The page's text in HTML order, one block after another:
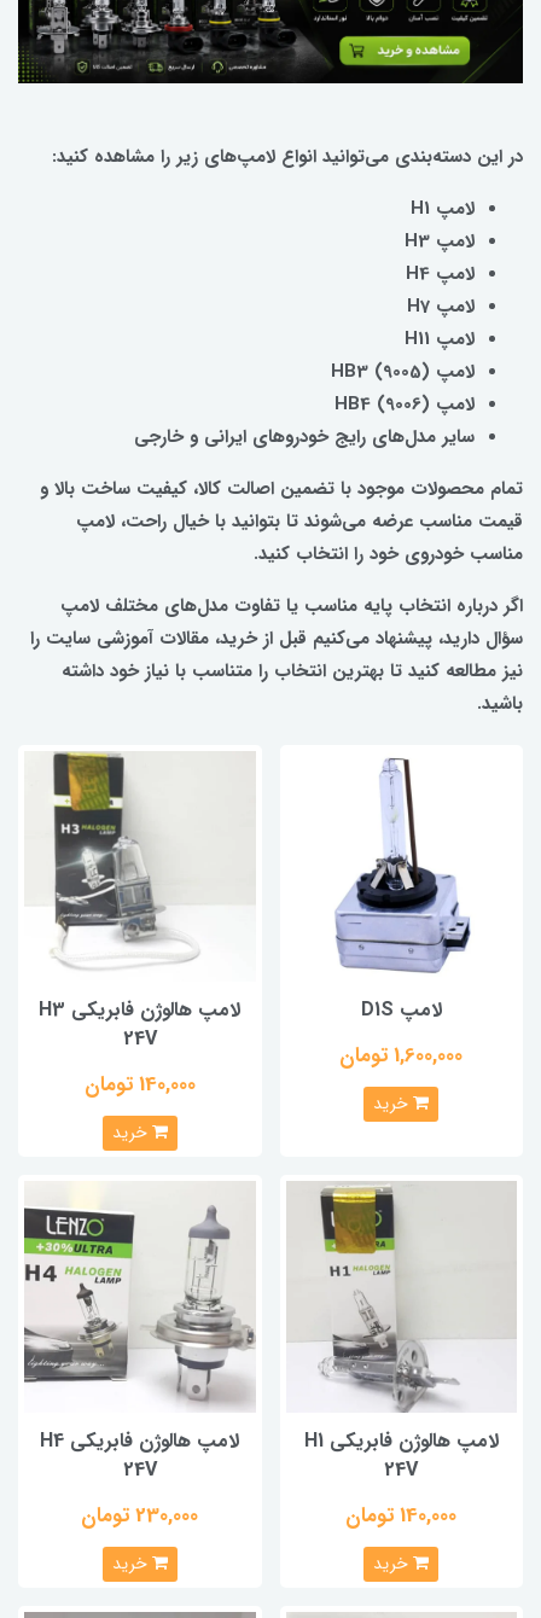
در این دسته‌بندی می‌توانید انواع لامپ‌های زیر را مشاهده کنید:
لامپ H1
لامپ H3
لامپ H4
لامپ H7
لامپ H11
لامپ HB3 (9005)
لامپ HB4 (9006)
سایر مدل‌های رایج خودروهای ایرانی و خارجی
تمام محصولات موجود با تضمین اصالت کالا، کیفیت ساخت بالا و
قیمت مناسب عرضه می‌شوند تا بتوانید با خیال راحت، لامپ
مناسب خودروی خود را انتخاب کنید.
اگر درباره انتخاب پایه مناسب یا تفاوت مدل‌های مختلف لامپ
سؤال دارید، پیشنهاد می‌کنیم قبل از خرید، مقالات آموزشی سایت را
نیز مطالعه کنید تا بهترین انتخاب را متناسب با نیاز خود داشته
باشید.
لامپ D1S
1,600,000 تومان
خرید
لامپ هالوژن فابریکی H3
24V
140,000 تومان
خرید
لامپ هالوژن فابریکی H1
24V
140,000 تومان
خرید
لامپ هالوژن فابریکی H4
24V
230,000 تومان
خرید